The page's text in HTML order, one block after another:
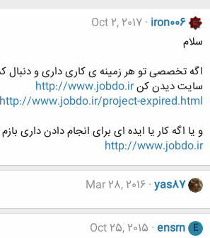
iron006
Oct 2, 2017
سلام
اگه تخصصی تو هر زمینه ی کاری داری و دنبال
سایت دیدن کنhttp://www.jobdo.ir
http://www.jobdo.ir/project-expired.html
و یا اگه کار یا ایده ای برای انجام دادن داری
http://www.jobdo.ir
yas87
Mar 28, 2016
E
ensrn
Oct 25, 2015